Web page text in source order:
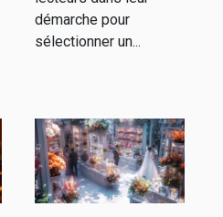
démarche pour
sélectionner un...